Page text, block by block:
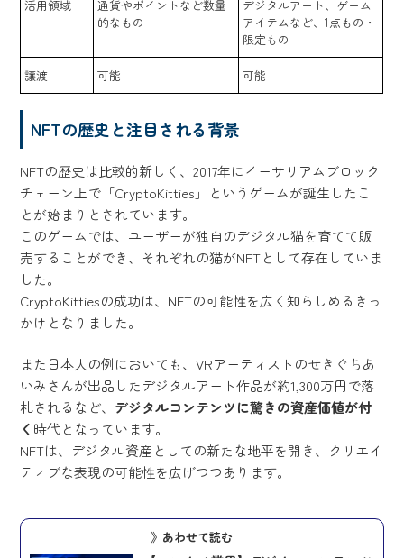
活用領域
通貨やポイントなど数量
的なもの
デジタルアート、ゲーム
アイテムなど、1点もの・
限定もの
譲渡 可能 可能
NFTの歴史と注目される背景
NFTの歴史は比較的新しく、2017年にイーサリアムブロック
チェーン上で「CryptoKitties」というゲームが誕生したこ
とが始まりとされています。
このゲームでは、ユーザーが独自のデジタル猫を育てて販
売することができ、それぞれの猫がNFTとして存在していま
した。
CryptoKittiesの成功は、NFTの可能性を広く知らしめるきっ
かけとなりました。
また日本人の例においても、VRアーティストのせきぐちあ
いみさんが出品したデジタルアート作品が約1,300万円で落
札されるなど、 デジタルコンテンツに驚きの資産価値が付
く 時代となっています。
NFTは、デジタル資産としての新たな地平を開き、クリエイ
ティブな表現の可能性を広げつつあります。
》あわせて読む